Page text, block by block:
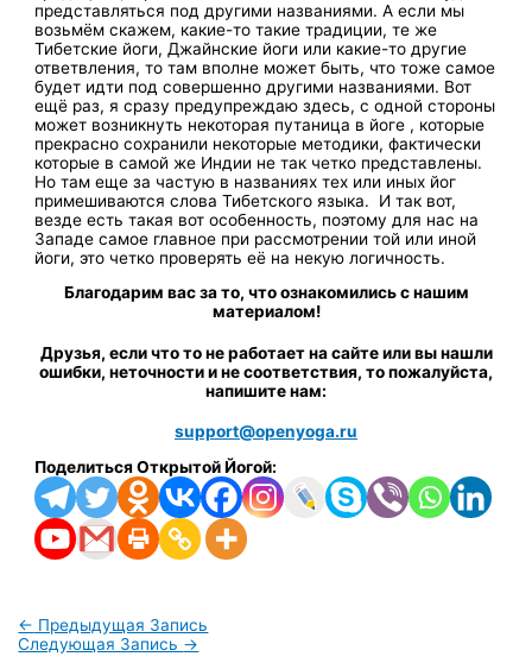
представляться под другими названиями. А если мы
возьмём скажем, какие-то такие традиции, те же
Тибетские йоги, Джайнские йоги или какие-то другие
ответвления, то там вполне может быть, что тоже самое
будет идти под совершенно другими названиями. Вот
ещё раз, я сразу предупреждаю здесь, с одной стороны
может возникнуть некоторая путаница в йоге , которые
прекрасно сохранили некоторые методики, фактически
которые в самой же Индии не так четко представлены.
Но там еще за частую в названиях тех или иных йог
примешиваются слова Тибетского языка. И так вот,
везде есть такая вот особенность, поэтому для нас на
Западе самое главное при рассмотрении той или иной
йоги, это четко проверять её на некую логичность.
Благодарим вас за то, что ознакомились с нашим
материалом!
Друзья, если что то не работает на сайте или вы нашли
ошибки, неточности и не соответствия, то пожалуйста,
напишите нам:
support@openyoga.ru
Поделиться Открытой Йогой:
← Предыдущая Запись
Следующая Запись →